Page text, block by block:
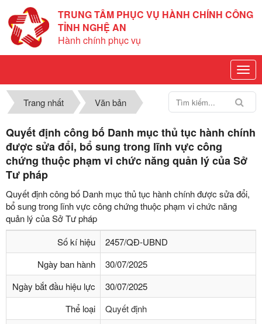
TRUNG TÂM PHỤC VỤ HÀNH CHÍNH CÔNG
TỈNH NGHỆ AN
Hành chính phục vụ
Trang nhất Văn bản
Quyết định công bố Danh mục thủ tục hành chính
được sửa đổi, bổ sung trong lĩnh vực công
chứng thuộc phạm vi chức năng quản lý của Sở
Tư pháp
Quyết định công bố Danh mục thủ tục hành chính được sửa đổi,
bổ sung trong lĩnh vực công chứng thuộc phạm vi chức năng
quản lý của Sở Tư pháp
Số kí hiệu
2457/QĐ-UBND
Ngày ban hành
30/07/2025
Ngày bắt đầu hiệu lực
30/07/2025
Thể loại
Quyết định